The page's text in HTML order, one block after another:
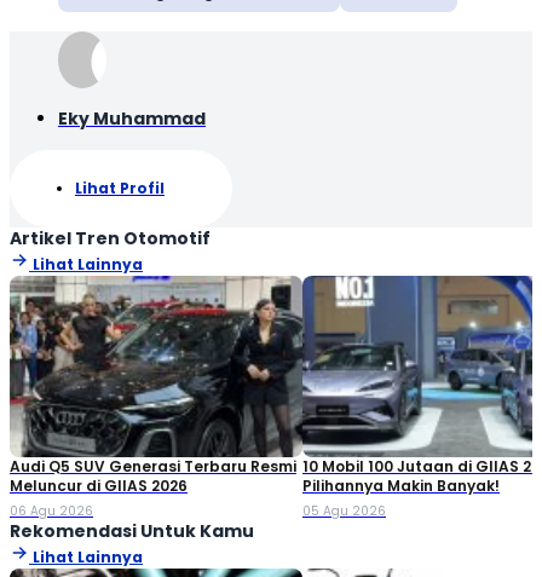
Eky Muhammad
Lihat Profil
Artikel Tren Otomotif
Lihat Lainnya
Audi Q5 SUV Generasi Terbaru Resmi
Meluncur di GIIAS 2026
06 Agu 2026
10 Mobil 100 Jutaan di GIIAS
Pilihannya Makin Banyak!
05 Agu 2026
Rekomendasi Untuk Kamu
Lihat Lainnya